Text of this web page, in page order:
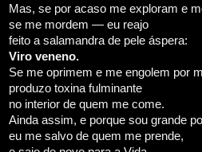
Mas, se por acaso me exploram e
se me mordem — eu reajo
feito a salamandra de pele áspera:
Viro veneno.
Se me oprimem e me engolem por
produzo toxina fulminante
no interior de quem me come.
Ainda assim, e porque sou grande
eu me salvo de quem me prende,